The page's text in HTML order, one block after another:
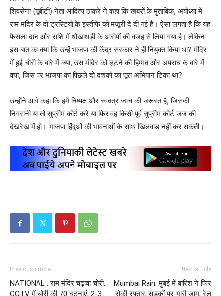
शिवसेना (यूबीटी) नेता आदित्य ठाकरे ने कहा कि खबरों के मुताबिक, अयोध्या में
राम मंदिर के दो ट्रस्टियों के इस्तीफे को मंजूरी दे दी गई है। ऐसा लगता है कि यह
फैसला दान और राशि में धोखाधड़ी के आरोपों की वजह से लिया गया है। लेकिन
इस बात का क्या कि उन्हें भाजपा की केंद्र सरकार ने ही नियुक्त किया था? मंदिर
में हुई चोरी के बारे में क्या, उस मंदिर को लूटने की हिम्मत और अपराध के बारे में
क्या, जिस पर भाजपा का पिछले दो दशकों का पूरा अभियान टिका था?
उन्होंने आगे कहा कि हमें निष्पक्ष और स्वतंत्र जांच की जरूरत है, जिसकी
निगरानी या तो सुप्रीम कोर्ट करे या फिर वह किसी पूर्व सुप्रीम कोर्ट जज की
देखरेख में हो। भाजपा हिंदुओं की भावनाओं के साथ खिलवाड़ नहीं कर सकती।
Previous article
NATIONAL : राम मंदिर चढ़ावा चोरी:
CCTV में चोरी की 70 घटनाएं, 2-3
Next article
Mumbai Rain: मुंबई में बारिश ने फिर
रोकी रफ्तार, सड़कों पर भारी जाम, रेल